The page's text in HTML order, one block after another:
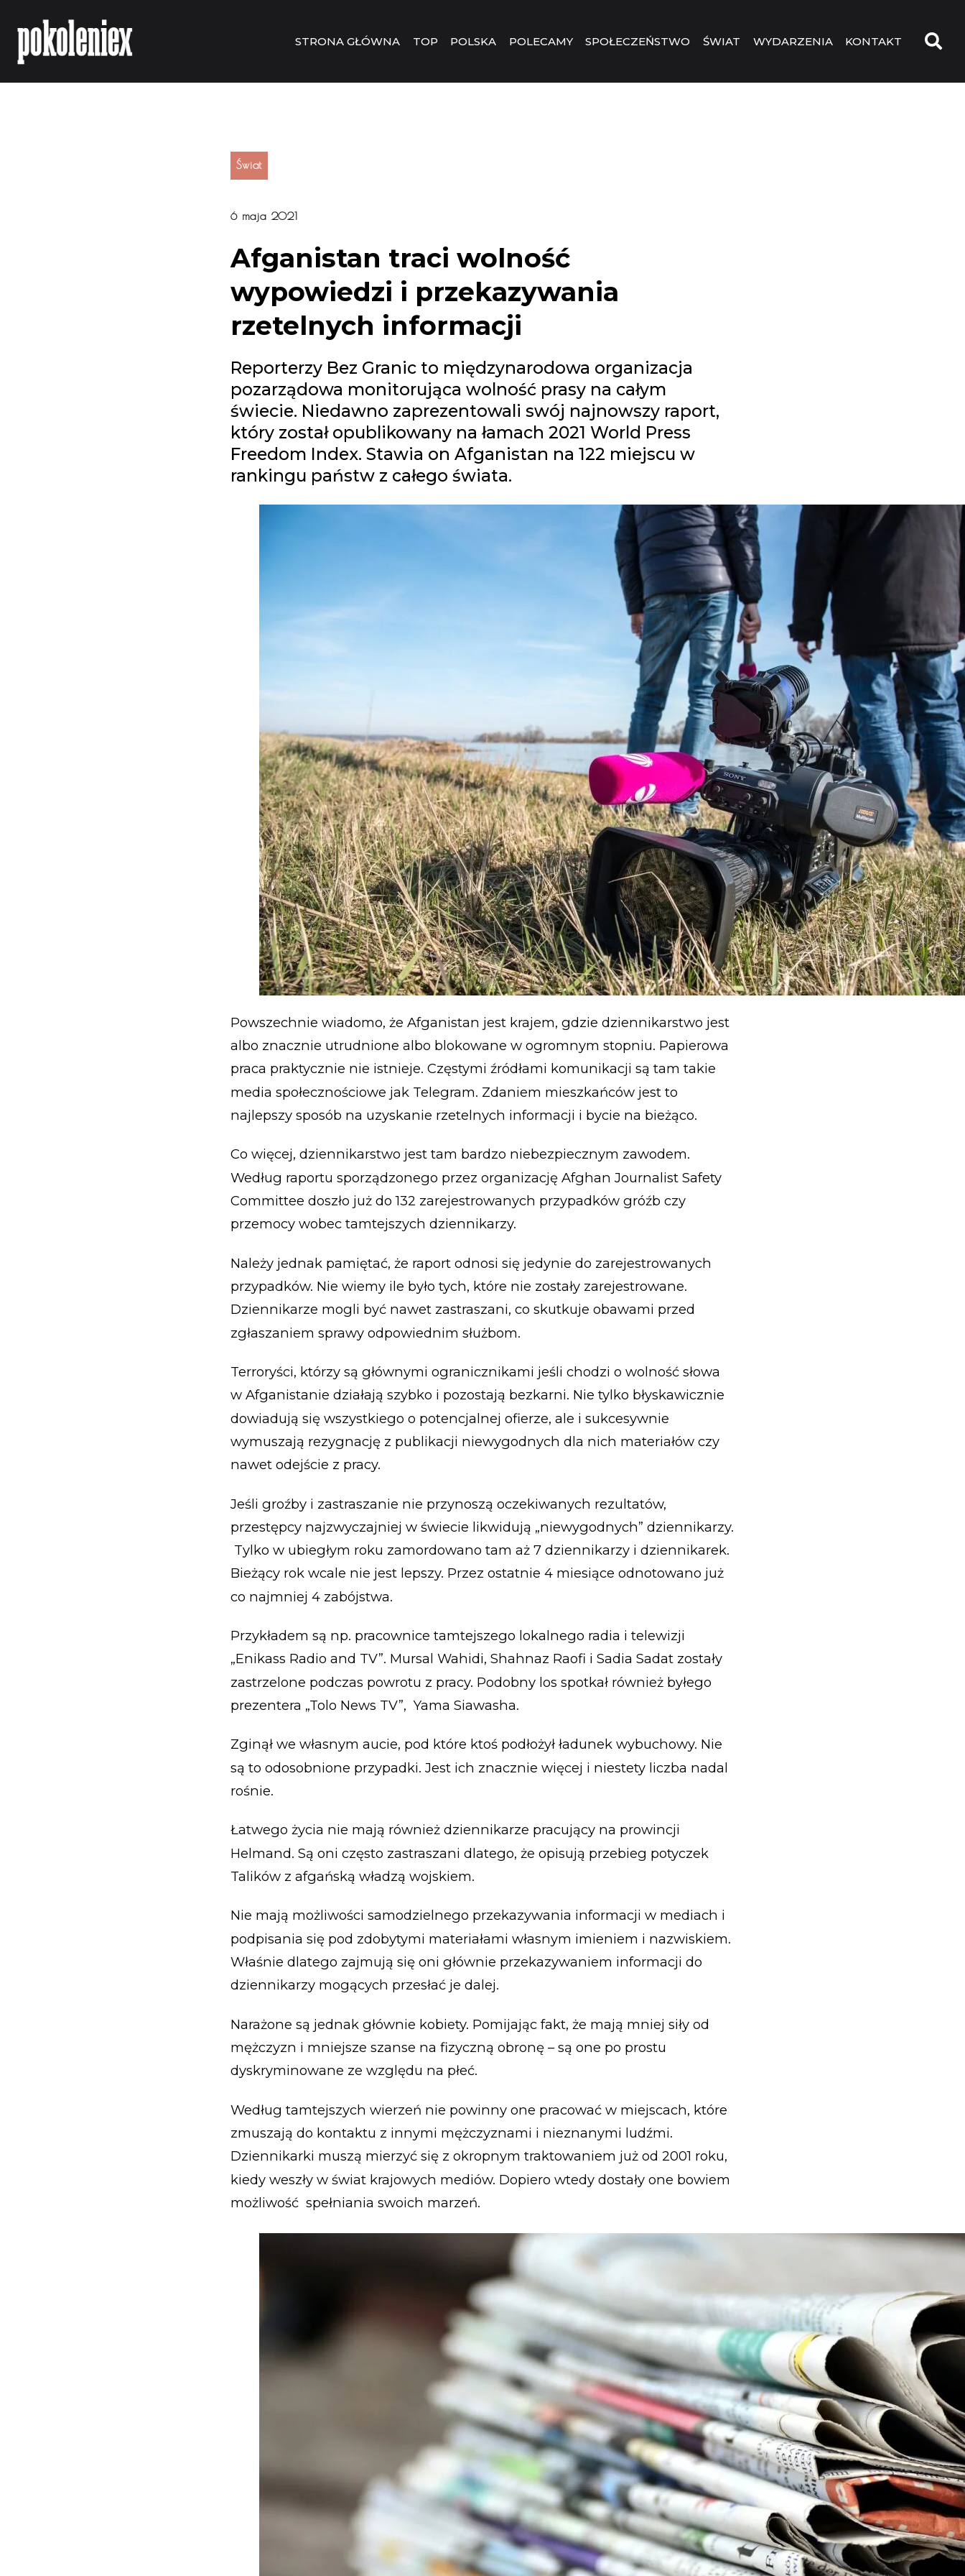
STRONA GŁÓWNA TOP POLSKA POLECAMY SPOŁECZEŃSTWO ŚWIAT WYDARZENIA KONTAKT
Świat
6 maja 2021
Afganistan traci wolność
wypowiedzi i przekazywania
rzetelnych informacji
Reporterzy Bez Granic to międzynarodowa organizacja
pozarządowa monitorująca wolność prasy na całym
świecie. Niedawno zaprezentowali swój najnowszy raport,
który został opublikowany na łamach 2021 World Press
Freedom Index. Stawia on Afganistan na 122 miejscu w
rankingu państw z całego świata.
Powszechnie wiadomo, że Afganistan jest krajem, gdzie dziennikarstwo jest
albo znacznie utrudnione albo blokowane w ogromnym stopniu. Papierowa
praca praktycznie nie istnieje. Częstymi źródłami komunikacji są tam takie
media społecznościowe jak Telegram. Zdaniem mieszkańców jest to
najlepszy sposób na uzyskanie rzetelnych informacji i bycie na bieżąco.
Co więcej, dziennikarstwo jest tam bardzo niebezpiecznym zawodem.
Według raportu sporządzonego przez organizację Afghan Journalist Safety
Committee doszło już do 132 zarejestrowanych przypadków gróźb czy
przemocy wobec tamtejszych dziennikarzy.
Należy jednak pamiętać, że raport odnosi się jedynie do zarejestrowanych
przypadków. Nie wiemy ile było tych, które nie zostały zarejestrowane.
Dziennikarze mogli być nawet zastraszani, co skutkuje obawami przed
zgłaszaniem sprawy odpowiednim służbom.
Terroryści, którzy są głównymi ogranicznikami jeśli chodzi o wolność słowa
w Afganistanie działają szybko i pozostają bezkarni. Nie tylko błyskawicznie
dowiadują się wszystkiego o potencjalnej ofierze, ale i sukcesywnie
wymuszają rezygnację z publikacji niewygodnych dla nich materiałów czy
nawet odejście z pracy.
Jeśli groźby i zastraszanie nie przynoszą oczekiwanych rezultatów,
przestępcy najzwyczajniej w świecie likwidują „niewygodnych” dziennikarzy.
Tylko w ubiegłym roku zamordowano tam aż 7 dziennikarzy i dziennikarek.
Bieżący rok wcale nie jest lepszy. Przez ostatnie 4 miesiące odnotowano już
co najmniej 4 zabójstwa.
Przykładem są np. pracownice tamtejszego lokalnego radia i telewizji
„Enikass Radio and TV”. Mursal Wahidi, Shahnaz Raofi i Sadia Sadat zostały
zastrzelone podczas powrotu z pracy. Podobny los spotkał również byłego
prezentera „Tolo News TV”, Yama Siawasha.
Zginął we własnym aucie, pod które ktoś podłożył ładunek wybuchowy. Nie
są to odosobnione przypadki. Jest ich znacznie więcej i niestety liczba nadal
rośnie.
Łatwego życia nie mają również dziennikarze pracujący na prowincji
Helmand. Są oni często zastraszani dlatego, że opisują przebieg potyczek
Talików z afgańską władzą wojskiem.
Nie mają możliwości samodzielnego przekazywania informacji w mediach i
podpisania się pod zdobytymi materiałami własnym imieniem i nazwiskiem.
Właśnie dlatego zajmują się oni głównie przekazywaniem informacji do
dziennikarzy mogących przesłać je dalej.
Narażone są jednak głównie kobiety. Pomijając fakt, że mają mniej siły od
mężczyzn i mniejsze szanse na fizyczną obronę – są one po prostu
dyskryminowane ze względu na płeć.
Według tamtejszych wierzeń nie powinny one pracować w miejscach, które
zmuszają do kontaktu z innymi mężczyznami i nieznanymi ludźmi.
Dziennikarki muszą mierzyć się z okropnym traktowaniem już od 2001 roku,
kiedy weszły w świat krajowych mediów. Dopiero wtedy dostały one bowiem
możliwość spełniania swoich marzeń.